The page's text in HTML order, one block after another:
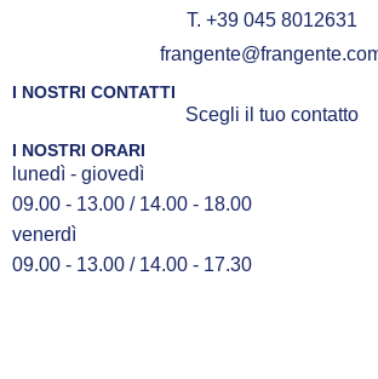
T. +39 045 8012631
I NOSTRI CONTATTI
Scegli il tuo contatto
I NOSTRI ORARI
lunedì - giovedì
09.00 - 13.00 / 14.00 - 18.00
venerdì
09.00 - 13.00 / 14.00 - 17.30